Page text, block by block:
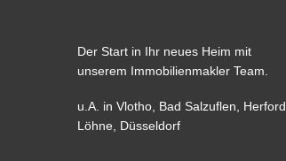
Der Start in Ihr neues Heim mit
unserem Immobilienmakler Team.
u.A. in Vlotho Bad Salzuflen Herford
Löhne, Düsseldorf